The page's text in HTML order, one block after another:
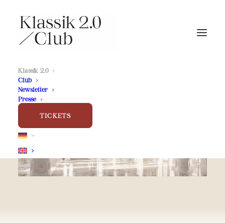
Klassik 2.0
Club
Newsletter
Presse
TICKETS
zeitlos visionär
Klassik 2.0